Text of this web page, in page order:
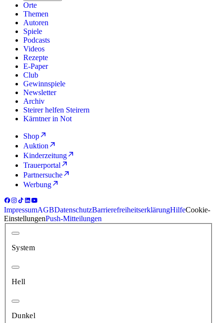
Orte
Themen
Autoren
Spiele
Podcasts
Videos
Rezepte
E-Paper
Club
Gewinnspiele
Newsletter
Archiv
Steirer helfen Steirern
Kärntner in Not
Shop
Auktion
Kinderzeitung
Trauerportal
Partnersuche
Werbung
ImpressumAGBDatenschutzBarrierefreiheitserklärungHilfeCookie-
EinstellungenPush-Mitteilungen
System
Hell
Dunkel